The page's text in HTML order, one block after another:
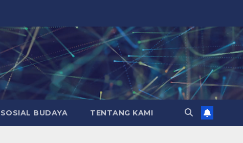
SOSIAL BUDAYA TENTANG KAMI